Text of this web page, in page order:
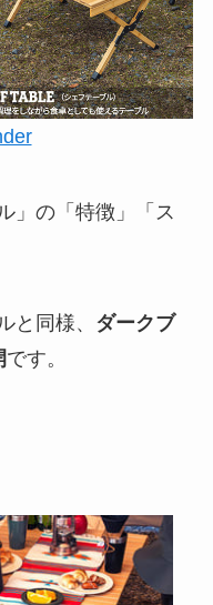
」の「特徴」「ス
と同様、 ダークブ
です。